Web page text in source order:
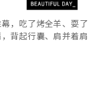
，吃了烤全羊、耍了
背起行囊、肩并着肩